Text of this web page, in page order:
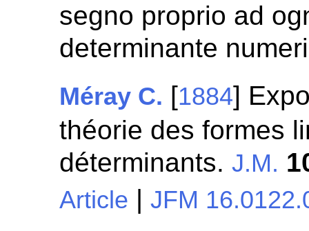
segno proprio ad
determinante
Méray C. [1884]
théorie des formes
déterminants.J.M.
Article |JFM